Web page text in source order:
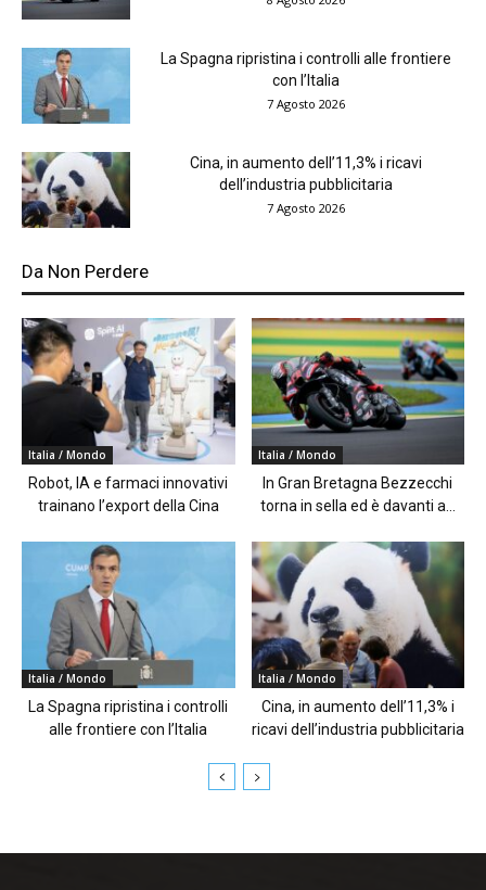
La Spagna ripristina i controlli alle frontiere
con l’Italia
7 Agosto 2026
Cina, in aumento dell’11,3% i ricavi
dell’industria pubblicitaria
7 Agosto 2026
Da Non Perdere
Italia / Mondo
Robot, IA e farmaci innovativi
trainano l’export della Cina
Italia / Mondo
In Gran Bretagna Bezzecchi
torna in sella ed è davanti a...
Italia / Mondo
La Spagna ripristina i controlli
alle frontiere con l’Italia
Italia / Mondo
Cina, in aumento dell’11,3% i
ricavi dell’industria pubblicitaria